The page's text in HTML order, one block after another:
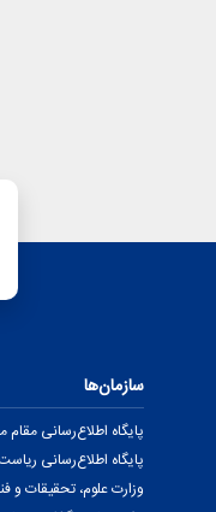
سازمان‌ها
پایگاه اطلاع‌رسانی
پایگاه اطلاع‌رسانی
وزارت علوم، تحقیقات و